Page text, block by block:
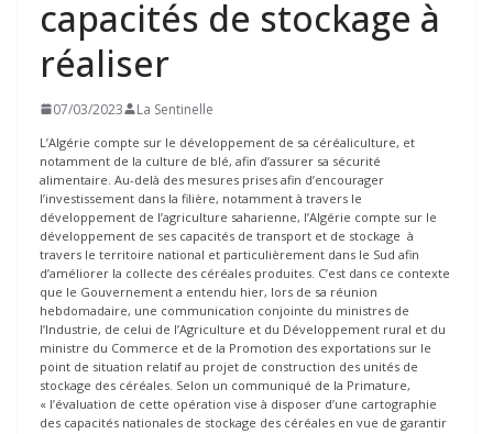
capacités de stockage à
réaliser
07/03/2023 La Sentinelle
L’Algérie compte sur le développement de sa céréaliculture, et
notamment de la culture de blé, afin d’assurer sa sécurité
alimentaire. Au-delà des mesures prises afin d’encourager
l’investissement dans la filière, notamment à travers le
développement de l’agriculture saharienne, l’Algérie compte sur le
développement de ses capacités de transport et de stockage à
travers le territoire national et particulièrement dans le Sud afin
d’améliorer la collecte des céréales produites. C’est dans ce contexte
que le Gouvernement a entendu hier, lors de sa réunion
hebdomadaire, une communication conjointe du ministres de
l’Industrie, de celui de l’Agriculture et du Développement rural et du
ministre du Commerce et de la Promotion des exportations sur le
point de situation relatif au projet de construction des unités de
stockage des céréales. Selon un communiqué de la Primature,
« l’évaluation de cette opération vise à disposer d’une cartographie
des capacités nationales de stockage des céréales en vue de garantir